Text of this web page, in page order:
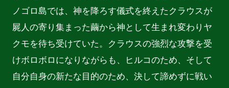
ノゴロ島では、神を降ろす儀式を終えたクラウスが
屍人の寄り集まった繭から神として生まれ変わりヤ
クモを待ち受けていた。クラウスの強烈な攻撃を受
けボロボロになりながらも、ヒルコのため、そして
自分自身の新たな目的のため、決して諦めずに戦い